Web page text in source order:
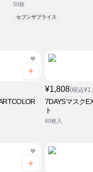
50枚
セブンザプライス
¥1,808(税込
7DAYSマスク
ト
60枚入